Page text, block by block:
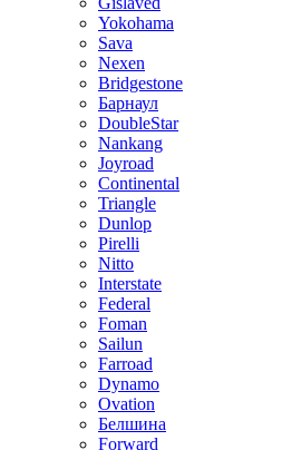
Yokohama
Sava
Nexen
Bridgestone
Барнаул
DoubleStar
Nankang
Joyroad
Continental
Triangle
Dunlop
Pirelli
Nitto
Interstate
Federal
Foman
Sailun
Farroad
Dynamo
Ovation
Белшина
Forward